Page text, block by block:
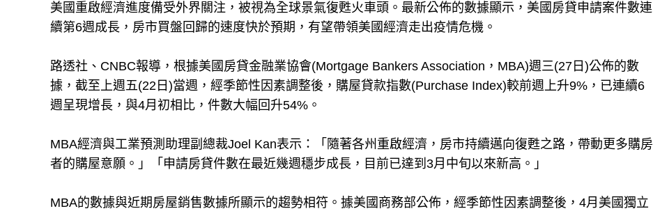
美國重啟經濟進度備受外界關注，被視為全球景氣復甦火車頭。最新公佈的數據顯示，美國房貸申請案件數連
續第6週成長，房市買盤回歸的速度快於預期，有望帶領美國經濟走出疫情危機。
路透社、CNBC報導，根據美國房貸金融業協會(Mortgage Bankers Association，MBA)週三(27日)公佈的數
據，截至上週五(22日)當週，經季節性因素調整後，購屋貸款指數(Purchase Index)較前週上升9%，已連續6
週呈現增長，與4月初相比，件數大幅回升54%。
MBA經濟與工業預測助理副總裁Joel Kan表示：「隨著各州重啟經濟，房市持續邁向復甦之路，帶動更多購房
者的購屋意願。」「申請房貸件數在最近幾週穩步成長，目前已達到3月中旬以來新高。」
MBA的數據與近期房屋銷售數據所顯示的趨勢相符。據美國商務部公佈，經季節性因素調整後，4月美國獨立